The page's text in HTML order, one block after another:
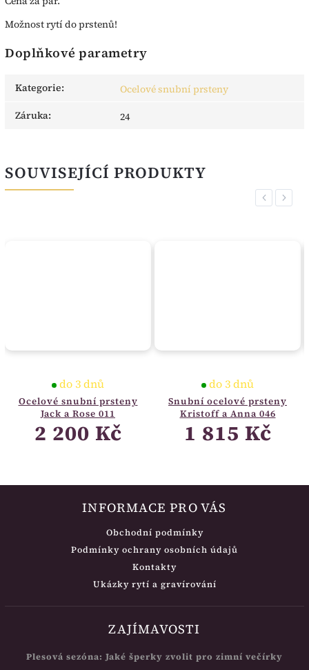
Možnost rytí do prstenů!
Doplňkové parametry
Kategorie:
Ocelové snubní prsteny
Záruka: 24
SOUVISEJÍCÍ PRODUKTY
Previous
Ocelové snubní prsteny
Jack a Rose 011
do 3 dnů
2 200 Kč
Snubní ocelové prsteny
Kristoff a Anna 046
do 3 dnů
1 815 Kč
Next
INFORMACE PRO VÁS
Obchodní podmínky
Podmínky ochrany osobních údajů
Kontakty
Ukázky rytí a gravírování
ZAJÍMAVOSTI
Plesová sezóna: Jaké šperky zvolit pro zimní večírky